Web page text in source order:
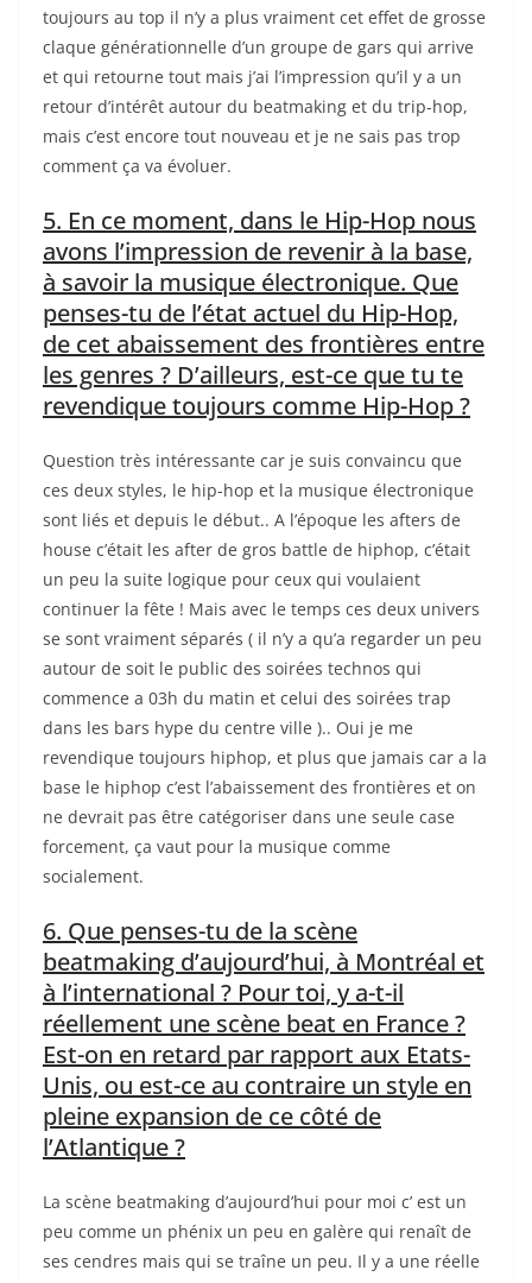
toujours au top il n’y a plus vraiment cet effet de grosse
claque générationnelle d’un groupe de gars qui arrive
et qui retourne tout mais j’ai l’impression qu’il y a un
retour d’intérêt autour du beatmaking et du trip-hop,
mais c’est encore tout nouveau et je ne sais pas trop
comment ça va évoluer.
5. En ce moment, dans le Hip-Hop nous
avons l’impression de revenir à la base,
à savoir la musique électronique. Que
penses-tu de l’état actuel du Hip-Hop,
de cet abaissement des frontières entre
les genres ? D’ailleurs, est-ce que tu te
revendique toujours comme Hip-Hop ?
Question très intéressante car je suis convaincu que
ces deux styles, le hip-hop et la musique électronique
sont liés et depuis le début.. A l’époque les afters de
house c’était les after de gros battle de hiphop, c’était
un peu la suite logique pour ceux qui voulaient
continuer la fête ! Mais avec le temps ces deux univers
se sont vraiment séparés ( il n’y a qu’a regarder un peu
autour de soit le public des soirées technos qui
commence a 03h du matin et celui des soirées trap
dans les bars hype du centre ville ).. Oui je me
revendique toujours hiphop, et plus que jamais car a la
base le hiphop c’est l’abaissement des frontières et on
ne devrait pas être catégoriser dans une seule case
forcement, ça vaut pour la musique comme
socialement.
6. Que penses-tu de la scène
beatmaking d’aujourd’hui, à Montréal et
à l’international ? Pour toi, y a-t-il
réellement une scène beat en France ?
Est-on en retard par rapport aux Etats-
Unis, ou est-ce au contraire un style en
pleine expansion de ce côté de
l’Atlantique ?
La scène beatmaking d’aujourd’hui pour moi c’ est un
peu comme un phénix un peu en galère qui renaît de
ses cendres mais qui se traîne un peu. Il y a une réelle